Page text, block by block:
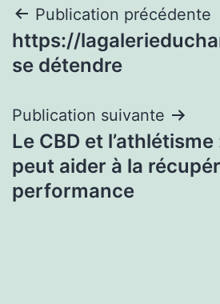
Navigation
de
Publication précédente
https://
se détendre
Publication suivante
Le CBD et
peut aider à la
performance